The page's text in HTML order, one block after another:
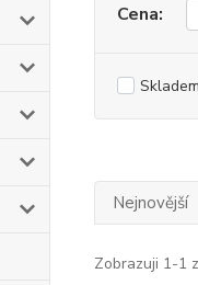
Cena:
Skladem
Nejnovější
Zobrazuji 1-1